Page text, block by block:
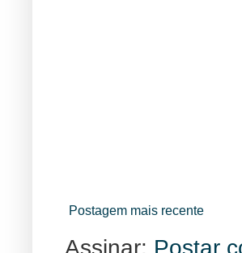
Postagem mais recente
Assinar: Postar